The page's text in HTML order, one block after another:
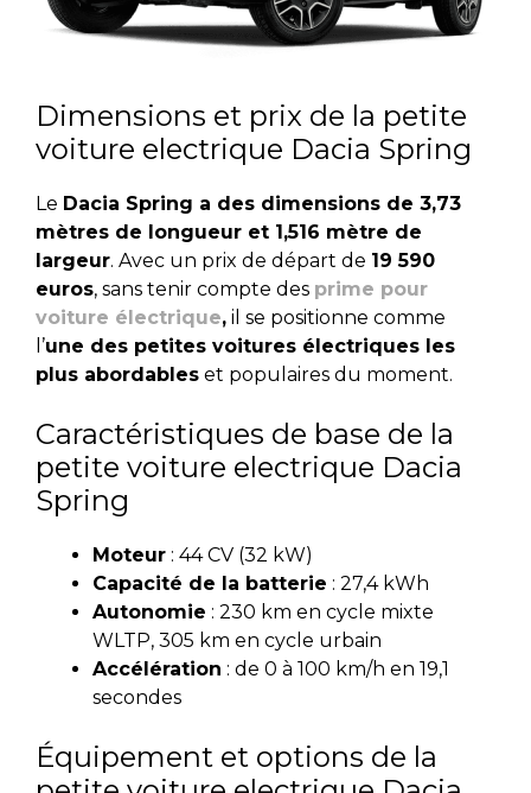
Dimensions et prix de la petite
voiture electrique Dacia Spring
Le Dacia Spring a des dimensions de 3,73
mètres de longueur et 1,516 mètre de
largeur. Avec un prix de départ de 19 590
euros, sans tenir compte des prime pour
voiture électrique, il se positionne comme
l’une des petites voitures électriques les
plus abordables et populaires du moment.
Caractéristiques de base de la
petite voiture electrique Dacia
Spring
Moteur : 44 CV (32 kW)
Capacité de la batterie : 27,4 kWh
Autonomie : 230 km en cycle mixte
WLTP, 305 km en cycle urbain
Accélération : de 0 à 100 km/h en 19,1
secondes
Équipement et options de la